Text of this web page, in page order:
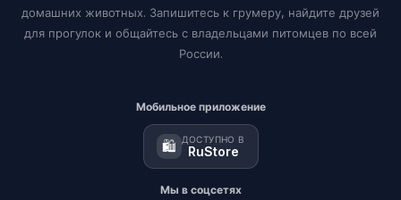
домашних животных. Запишитесь к грумеру, найдите друзей
для прогулок и общайтесь с владельцами питомцев по всей
России.
Мобильное приложение
🛍️ ДОСТУПНО В
RuStore
Мы в соцсетях